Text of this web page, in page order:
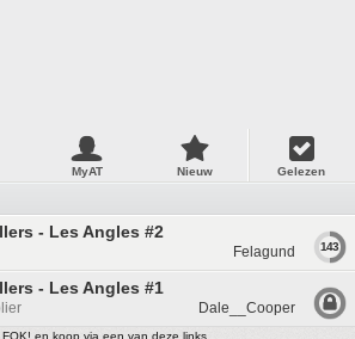
MyAT Nieuw Gelezen
- Les Angles #2
Felagund 143
- Les Angles #1
Dale__Cooper
en koop via een van deze links